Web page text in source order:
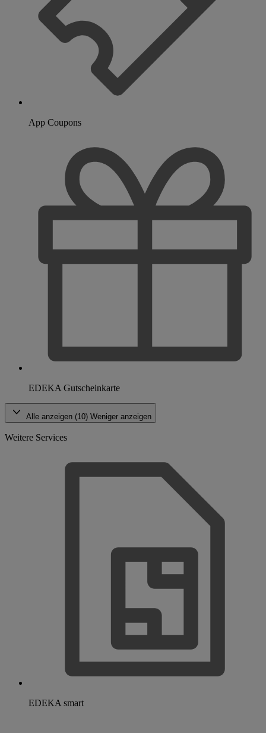
App Coupons
EDEKA Gutscheinkarte
Alle anzeigen (10) Weniger anzeigen
Weitere Services
EDEKA smart